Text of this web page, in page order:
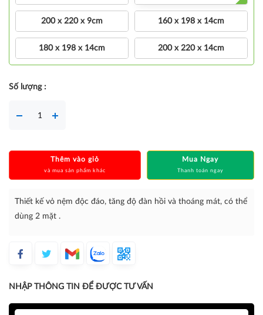
200 x 220 x 9cm 160 x 198 x 14cm
180 x 198 x 14cm 200 x 220 x 14cm
Số lượng :
Thêm vào giỏ
và mua sản phẩm khác
Mua Ngay
Thanh toán ngay
Thiết kế vỏ nệm độc đáo, tăng độ đàn hồi và thoáng mát, có thể
dùng 2 mặt .
NHẬP THÔNG TIN ĐỂ ĐƯỢC TƯ VẤN